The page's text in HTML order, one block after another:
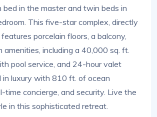
bed in the master and twin beds in
This five-star complex, directly
porcelain floors, a balcony,
including a 40,000 sq. ft.
pool service, and 24-hour valet
in luxury with 810 ft. of ocean
time concierge, and security. Live the
in this sophisticated retreat.